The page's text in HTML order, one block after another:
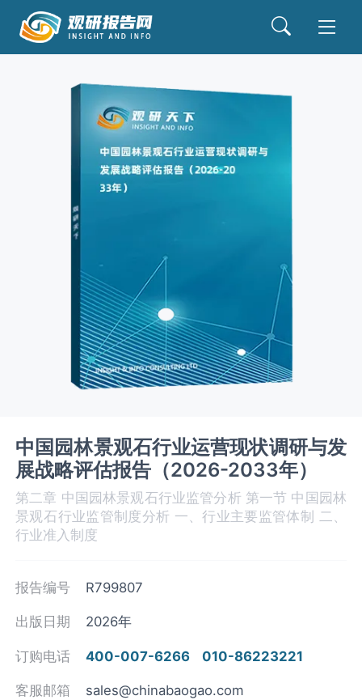
中国园林景观石行业运营现状调研与发
展战略评估报告（2026-2033年）
第二章 中国园林景观石‌‌‌行业监管分析 第一节 中国园林
景观石‌‌‌行业监管制度分析 一、行业主要监管体制 二、
行业准入制度
报告编号 R799807
出版日期 2026年
订购电话 400-007-6266 010-86223221
客服邮箱 sales@chinabaogao.com